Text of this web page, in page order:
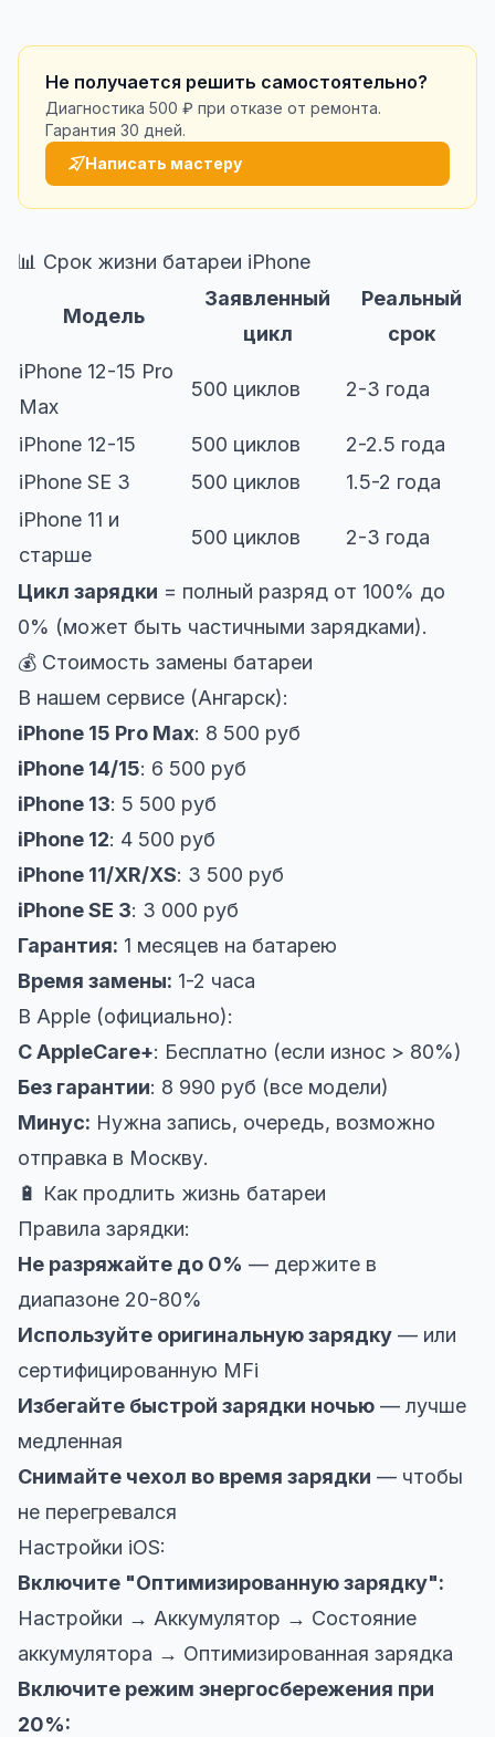
Не получается решить самостоятельно?
Диагностика 500 ₽ при отказе от ремонта.
Гарантия 30 дней.
Написать мастеру
📊 Срок жизни батареи iPhone
Модель
Заявленный
цикл
Реальный
срок
iPhone 12-15 Pro
Max
500 циклов 2-3 года
iPhone 12-15 500 циклов
2-2.5 года
iPhone SE 3
500 циклов
1.5-2 года
iPhone 11 и
старше
500 циклов 2-3 года
Цикл зарядки = полный разряд от 100% до
0% (может быть частичными зарядками).
💰 Стоимость замены батареи
В нашем сервисе (Ангарск):
iPhone 15 Pro Max: 8 500 руб
iPhone 14/15: 6 500 руб
iPhone 13: 5 500 руб
iPhone 12: 4 500 руб
iPhone 11/XR/XS: 3 500 руб
iPhone SE 3: 3 000 руб
Гарантия: 1 месяцев на батарею
Время замены: 1-2 часа
В Apple (официально):
С AppleCare+: Бесплатно (если износ > 80%)
Без гарантии: 8 990 руб (все модели)
Минус: Нужна запись, очередь, возможно
отправка в Москву.
🔋 Как продлить жизнь батареи
Правила зарядки:
Не разряжайте до 0% — держите в
диапазоне 20-80%
Используйте оригинальную зарядку — или
сертифицированную MFi
Избегайте быстрой зарядки ночью — лучше
медленная
Снимайте чехол во время зарядки — чтобы
не перегревался
Настройки iOS:
Включите "Оптимизированную зарядку":
Настройки → Аккумулятор → Состояние
аккумулятора → Оптимизированная зарядка
Включите режим энергосбережения при
20%: